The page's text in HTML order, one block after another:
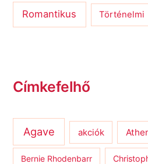
Romantikus Történelmi
Címkefelhő
Agave akciók
Bernie Rhodenbarr